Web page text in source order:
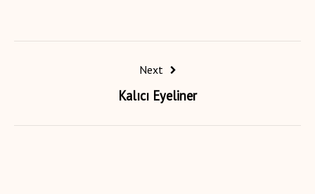
Next
Kalıcı Eyeliner